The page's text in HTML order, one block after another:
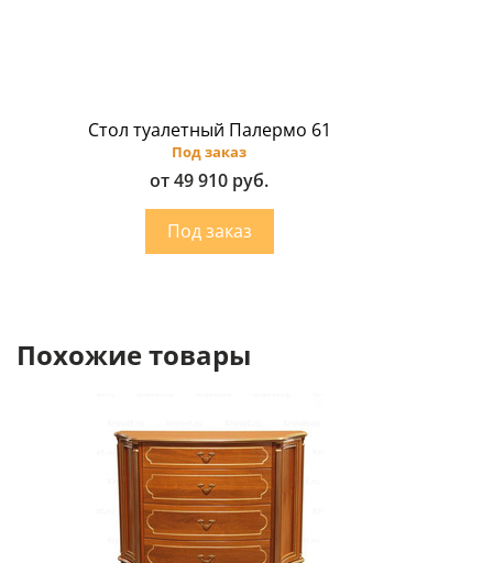
Стол туалетный Палермо 61
Под заказ
от 49 910 руб.
Похожие товары